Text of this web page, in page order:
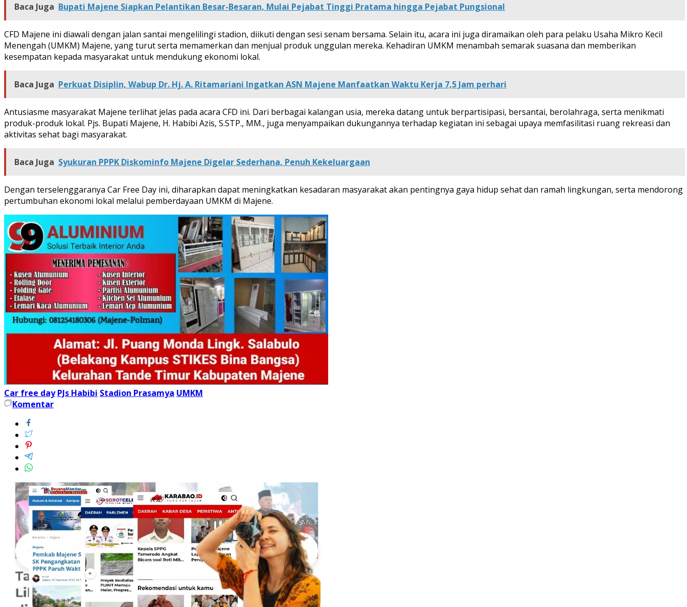
Baca Juga Bupati Majene Siapkan Pelantikan Besar-Besaran, Mulai Pejabat Tinggi Pratama hingga Pejabat Pungsional
CFD Majene ini diawali dengan jalan santai mengelilingi stadion, diikuti dengan sesi senam bersama. Selain itu, acara ini juga diramaikan oleh para pelaku Usaha Mikro Kecil
Menengah (UMKM) Majene, yang turut serta memamerkan dan menjual produk unggulan mereka. Kehadiran UMKM menambah semarak suasana dan memberikan
kesempatan kepada masyarakat untuk mendukung ekonomi lokal.
Baca Juga Perkuat Disiplin, Wabup Dr. Hj. A. Ritamariani Ingatkan ASN Majene Manfaatkan Waktu Kerja 7,5 Jam perhari
Antusiasme masyarakat Majene terlihat jelas pada acara CFD ini. Dari berbagai kalangan usia, mereka datang untuk berpartisipasi, bersantai, berolahraga, serta menikmati
produk-produk lokal. Pjs. Bupati Majene, H. Habibi Azis, S.STP., MM., juga menyampaikan dukungannya terhadap kegiatan ini sebagai upaya memfasilitasi ruang rekreasi dan
aktivitas sehat bagi masyarakat.
Baca Juga Syukuran PPPK Diskominfo Majene Digelar Sederhana, Penuh Kekeluargaan
Dengan terselenggaranya Car Free Day ini, diharapkan dapat meningkatkan kesadaran masyarakat akan pentingnya gaya hidup sehat dan ramah lingkungan, serta mendorong
pertumbuhan ekonomi lokal melalui pemberdayaan UMKM di Majene.
Car free day PJs Habibi Stadion Prasamya UMKM
Komentar